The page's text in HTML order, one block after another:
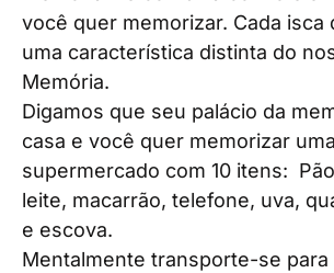
você quer memorizar. Cada isca
uma característica distinta do
Memória.
Digamos que seu palácio da
casa e você quer memorizar
supermercado com 10 itens:
leite, macarrão, telefone, uva,
e escova.
Mentalmente transporte-se para